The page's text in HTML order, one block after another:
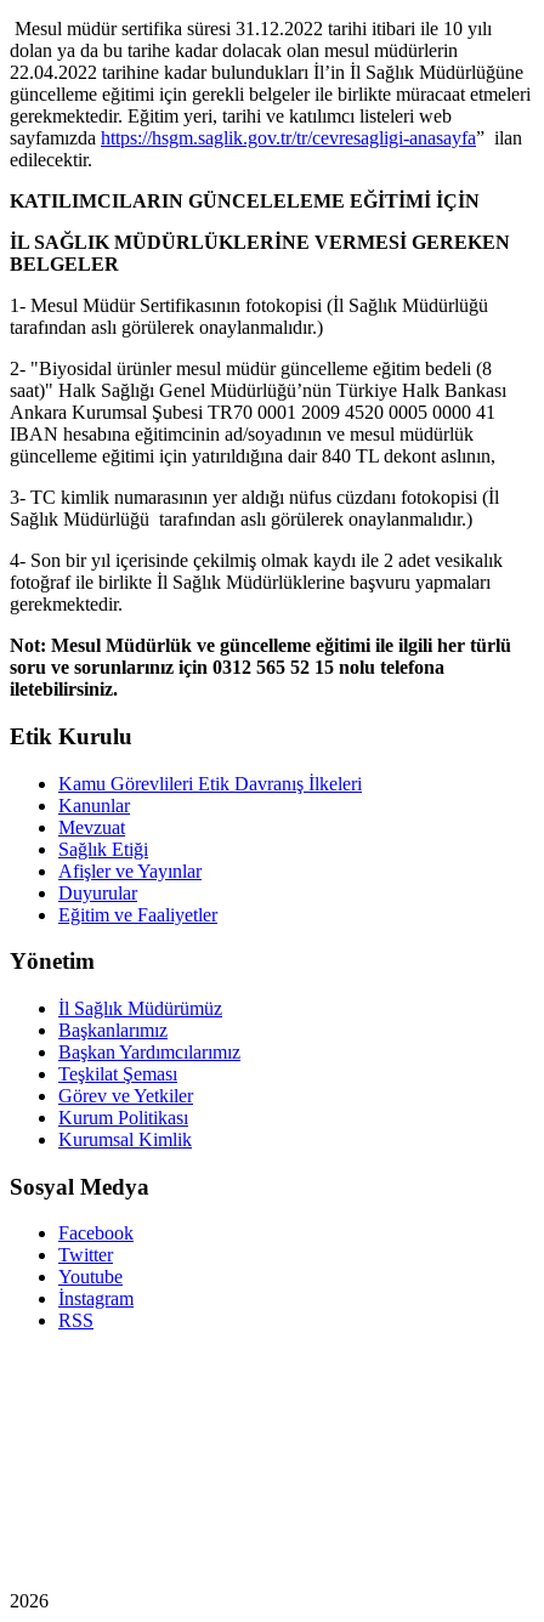
Mesul müdür sertifika süresi 31.12.2022 tarihi itibari ile 10 yılı
dolan ya da bu tarihe kadar dolacak olan mesul müdürlerin
22.04.2022 tarihine kadar bulundukları İl’in İl Sağlık Müdürlüğüne
güncelleme eğitimi için gerekli belgeler ile birlikte müracaat etmeleri
gerekmektedir. Eğitim yeri, tarihi ve katılımcı listeleri web
sayfamızda https://hsgm.saglik.gov.tr/tr/cevresagligi-anasayfa” ilan
edilecektir.
KATILIMCILARIN GÜNCELELEME EĞİTİMİ İÇİN
İL SAĞLIK MÜDÜRLÜKLERİNE VERMESİ GEREKEN
BELGELER
1- Mesul Müdür Sertifikasının fotokopisi (İl Sağlık Müdürlüğü
tarafından aslı görülerek onaylanmalıdır.)
2- "Biyosidal ürünler mesul müdür güncelleme eğitim bedeli (8
saat)" Halk Sağlığı Genel Müdürlüğü’nün Türkiye Halk Bankası
Ankara Kurumsal Şubesi TR70 0001 2009 4520 0005 0000 41
IBAN hesabına eğitimcinin ad/soyadının ve mesul müdürlük
güncelleme eğitimi için yatırıldığına dair 840 TL dekont aslının,
3- TC kimlik numarasının yer aldığı nüfus cüzdanı fotokopisi (İl
Sağlık Müdürlüğü tarafından aslı görülerek onaylanmalıdır.)
4- Son bir yıl içerisinde çekilmiş olmak kaydı ile 2 adet vesikalık
fotoğraf ile birlikte İl Sağlık Müdürlüklerine başvuru yapmaları
gerekmektedir.
Not: Mesul Müdürlük ve güncelleme eğitimi ile ilgili her türlü
soru ve sorunlarınız için 0312 565 52 15 nolu telefona
iletebilirsiniz.
Etik Kurulu
Kamu Görevlileri Etik Davranış İlkeleri
Kanunlar
Mevzuat
Sağlık Etiği
Afişler ve Yayınlar
Duyurular
Eğitim ve Faaliyetler
Yönetim
İl Sağlık Müdürümüz
Başkanlarımız
Başkan Yardımcılarımız
Teşkilat Şeması
Görev ve Yetkiler
Kurum Politikası
Kurumsal Kimlik
Sosyal Medya
Facebook
Twitter
Youtube
İnstagram
RSS
2026